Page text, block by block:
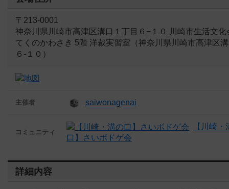
〒213-0001
神奈川県川崎市高津区溝口１丁目６−１０ 川崎市生活文化
てくのかわさき 5階 洋裁実習室（神奈川県川崎市高津区
６-１０）
主催者 saiwonagenai
コミュニティ
【川崎・
口】さいボドゲ会
詳細内容